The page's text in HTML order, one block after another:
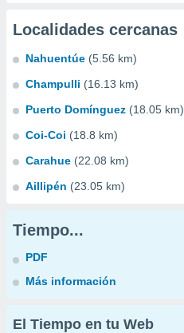
Localidades cercanas
Nahuentúe (5.56 km)
Champulli (16.13 km)
Puerto Domínguez (18.05 km)
Coi-Coi (18.8 km)
Carahue (22.08 km)
Aillipén (23.05 km)
Tiempo...
PDF
Más información
El Tiempo en tu Web